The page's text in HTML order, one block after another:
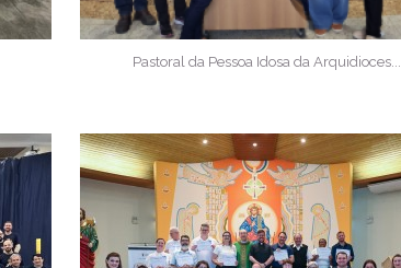
Pastoral da Pessoa Idosa da Arquidioces...